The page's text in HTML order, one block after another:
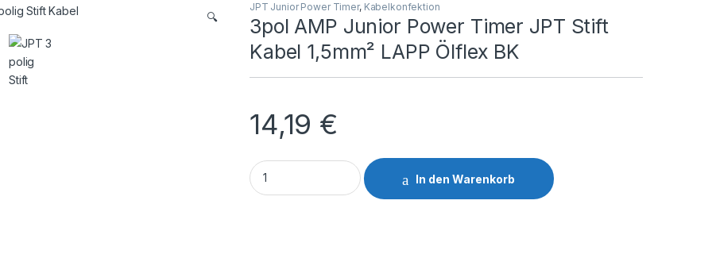
🔍
JPT Junior Power Timer, Kabelkonfektion
3pol AMP Junior Power Timer JPT Stift
Kabel 1,5mm² LAPP Ölflex BK
14,19 €
3pol AMP Junior Power Timer JPT Stift Kabel 1,5mm² LAPP Ölflex BK quantity
In den Warenkorb